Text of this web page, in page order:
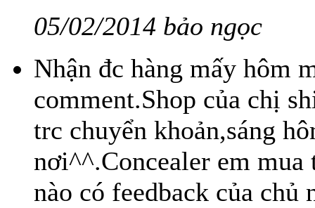
05/02/2014 bảo ngọc
Nhận đc hàng mấy hôm
comment.Shop của chị
trc chuyển khoản,sáng
nơi^^.Concealer em
nào có feedback của chủ